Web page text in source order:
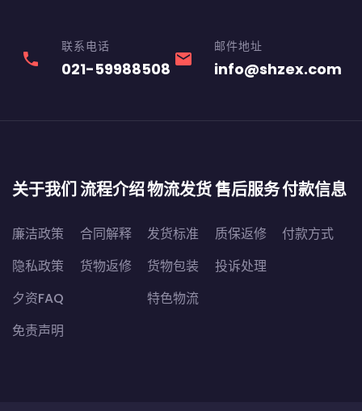
phone
联系电话
021-59988508 email
邮件地址
info@shzex.com
关于我们
廉洁政策
隐私政策
夕资FAQ
免责声明
流程介绍
合同解释
货物返修
物流发货
发货标准
货物包装
特色物流
售后服务
质保返修
投诉处理
付款信息
付款方式